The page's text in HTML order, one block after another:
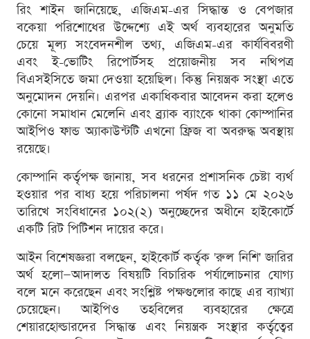
রিং শাইন জানিয়েছে, এজিএম-এর সিদ্ধান্ত ও বেপজার
বকেয়া পরিশোধের উদ্দেশ্যে এই অর্থ ব্যবহারের অনুমতি
চেয়ে মূল্য সংবেদনশীল তথ্য, এজিএম-এর কার্যবিবরণী
এবং ই-ভোটিং রিপোর্টসহ প্রয়োজনীয় সব নথিপত্র
বিএসইসিতে জমা দেওয়া হয়েছিল। কিন্তু নিয়ন্ত্রক সংস্থা এতে
অনুমোদন দেয়নি। এরপর একাধিকবার আবেদন করা হলেও
কোনো সমাধান মেলেনি এবং ব্র্যাক ব্যাংকে থাকা কোম্পানির
আইপিও ফান্ড অ্যাকাউন্টটি এখনো ফ্রিজ বা অবরুদ্ধ অবস্থায়
রয়েছে।
কোম্পানি কর্তৃপক্ষ জানায়, সব ধরনের প্রশাসনিক চেষ্টা ব্যর্থ
হওয়ার পর বাধ্য হয়ে পরিচালনা পর্ষদ গত ১১ মে ২০২৬
তারিখে সংবিধানের ১০২(২) অনুচ্ছেদের অধীনে হাইকোর্টে
একটি রিট পিটিশন দায়ের করে।
আইন বিশেষজ্ঞরা বলছেন, হাইকোর্ট কর্তৃক 'রুল নিশি' জারির
অর্থ হলো—আদালত বিষয়টি বিচারিক পর্যালোচনার যোগ্য
বলে মনে করেছেন এবং সংশ্লিষ্ট পক্ষগুলোর কাছে এর ব্যাখ্যা
চেয়েছেন। আইপিও তহবিলের ব্যবহারের ক্ষেত্রে
শেয়ারহোল্ডারদের সিদ্ধান্ত এবং নিয়ন্ত্রক সংস্থার কর্তৃত্বের